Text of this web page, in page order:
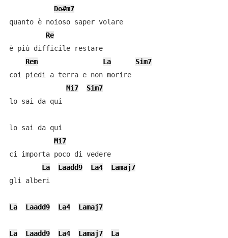
Do#m7
quanto è noioso saper volare
Re
è più difficile restare
Rem
La
Sim7
coi piedi a terra e non morire
Mi7
Sim7
lo sai da qui
lo sai da qui
Mi7
ci importa poco di vedere
La
Laadd9 La4
Lamaj7
gli alberi
La Laadd9 La4 Lamaj7
La Laadd9 La4 Lamaj7 La